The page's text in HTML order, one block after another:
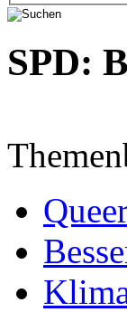
SPD: